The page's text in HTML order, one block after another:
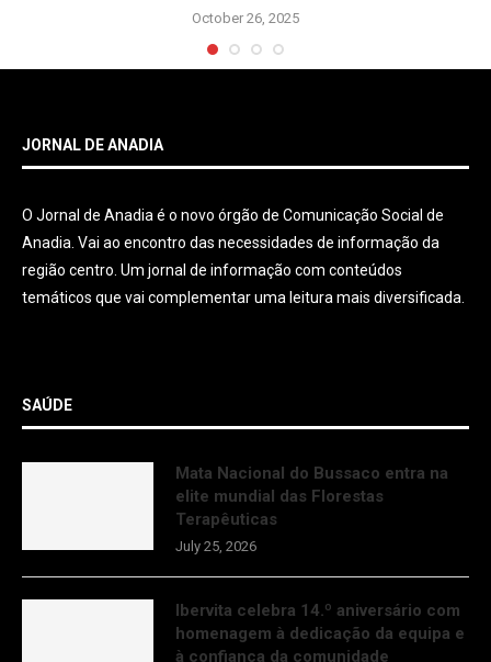
October 26, 2025
JORNAL DE ANADIA
O Jornal de Anadia é o novo órgão de Comunicação Social de
Anadia. Vai ao encontro das necessidades de informação da
região centro. Um jornal de informação com conteúdos
temáticos que vai complementar uma leitura mais diversificada.
SAÚDE
Mata Nacional do Bussaco entra na
elite mundial das Florestas
Terapêuticas
July 25, 2026
Ibervita celebra 14.º aniversário com
homenagem à dedicação da equipa e
à confiança da comunidade